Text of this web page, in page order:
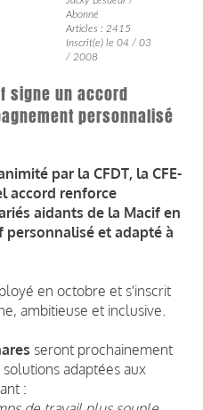
Abonné
Articles : 2415
Inscrit(e) le 04 / 03
/ 2008
signe un accord
personnalisé
par la CFDT, la CFE-
accord renforce
aidants de la Macif en
et adapté à
en octobre et s'inscrit
ambitieuse et inclusive.
seront prochainement
adaptées aux
: